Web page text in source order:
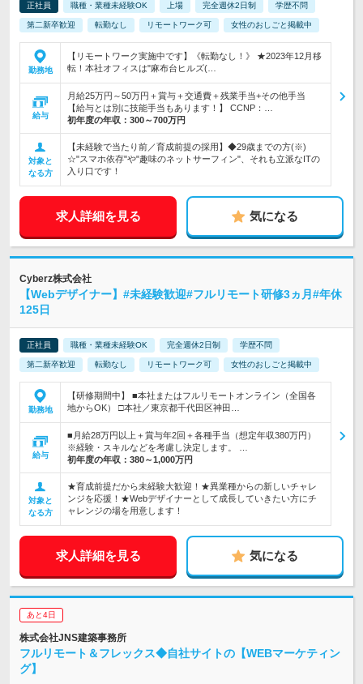
正社員 職種・業種未経験OK 上場 完全週休2日制 学歴不問
第二新卒歓迎 転勤なし リモートワーク可 女性のおしごと掲載中
勤務地
【リモートワーク実施中です】《転勤なし！》 ★2023年12月移
転！本社オフィスは"麻布台ヒルズ(…
給与
月給25万円～50万円＋賞与＋交通費＋残業手当+その他手当
【給与とは別に技能手当もあります！】 CCNP：…
初年度の年収： 300～700万円
対象と
なる方
【未経験で当たり前／育成前提の採用】◆29歳までの方(※)
☆"スマホ依存"や"趣味のネットサーフィン"、それも立派なITの
入り口です！
求人詳細を見る 気になる
Cyberz株式会社
【Webデザイナー】#未経験歓迎#フルリモート研修3ヵ月#年休
125日
正社員 職種・業種未経験OK 完全週休2日制 学歴不問
第二新卒歓迎 転勤なし リモートワーク可 女性のおしごと掲載中
勤務地
【研修期間中】 ■本社またはフルリモートオンライン（全国各
地からOK） □本社／東京都千代田区神田…
給与
■月給28万円以上＋賞与年2回＋各種手当（想定年収380万円）
※経験・スキルなどを考慮し決定します。 …
初年度の年収： 380～1,000万円
対象と
なる方
★育成前提だから未経験大歓迎！★異業種からの新しいチャレ
ンジを応援！★Webデザイナーとして成長していきたい方にチ
ャレンジの場を用意します！
求人詳細を見る 気になる
あと4日
株式会社JNS建築事務所
フルリモート＆フレックス◆自社サイトの【WEBマーケティン
グ】